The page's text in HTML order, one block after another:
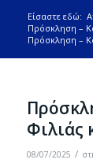
Είσαστε εδώ:
Πρόσκληση –
Πρόσκληση –
Φιλιάς
08/07/2025 /